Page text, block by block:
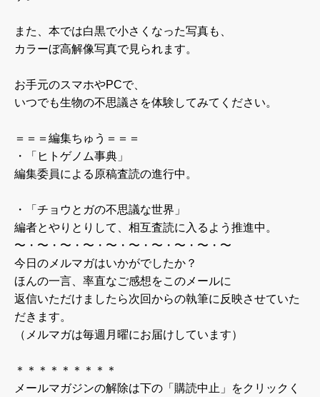
また、本では白黒で小さくなった写真も、
カラーぼ高解像写真で見られます。
お手元のスマホやPCで、
いつでも生物の不思議さを体験してみてください。
＝＝＝編集ちゅう＝＝＝
・「ヒトゲノム事典」
編集委員による原稿査読の進行中。
・「チョウとガの不思議な世界」
編者とやりとりして、相互査読に入るよう推進中。
〜・〜・〜・〜・〜・〜・〜・〜・〜・〜
今日のメルマガはいかがでしたか？
ほんの一言、率直なご感想をこのメールに
返信いただけましたら次回からの執筆に反映させていた
だきます。
（メルマガは毎週月曜にお届けしています）
＊＊＊＊＊＊＊＊＊
メールマガジンの解除は下の「購読中止」をクリックく